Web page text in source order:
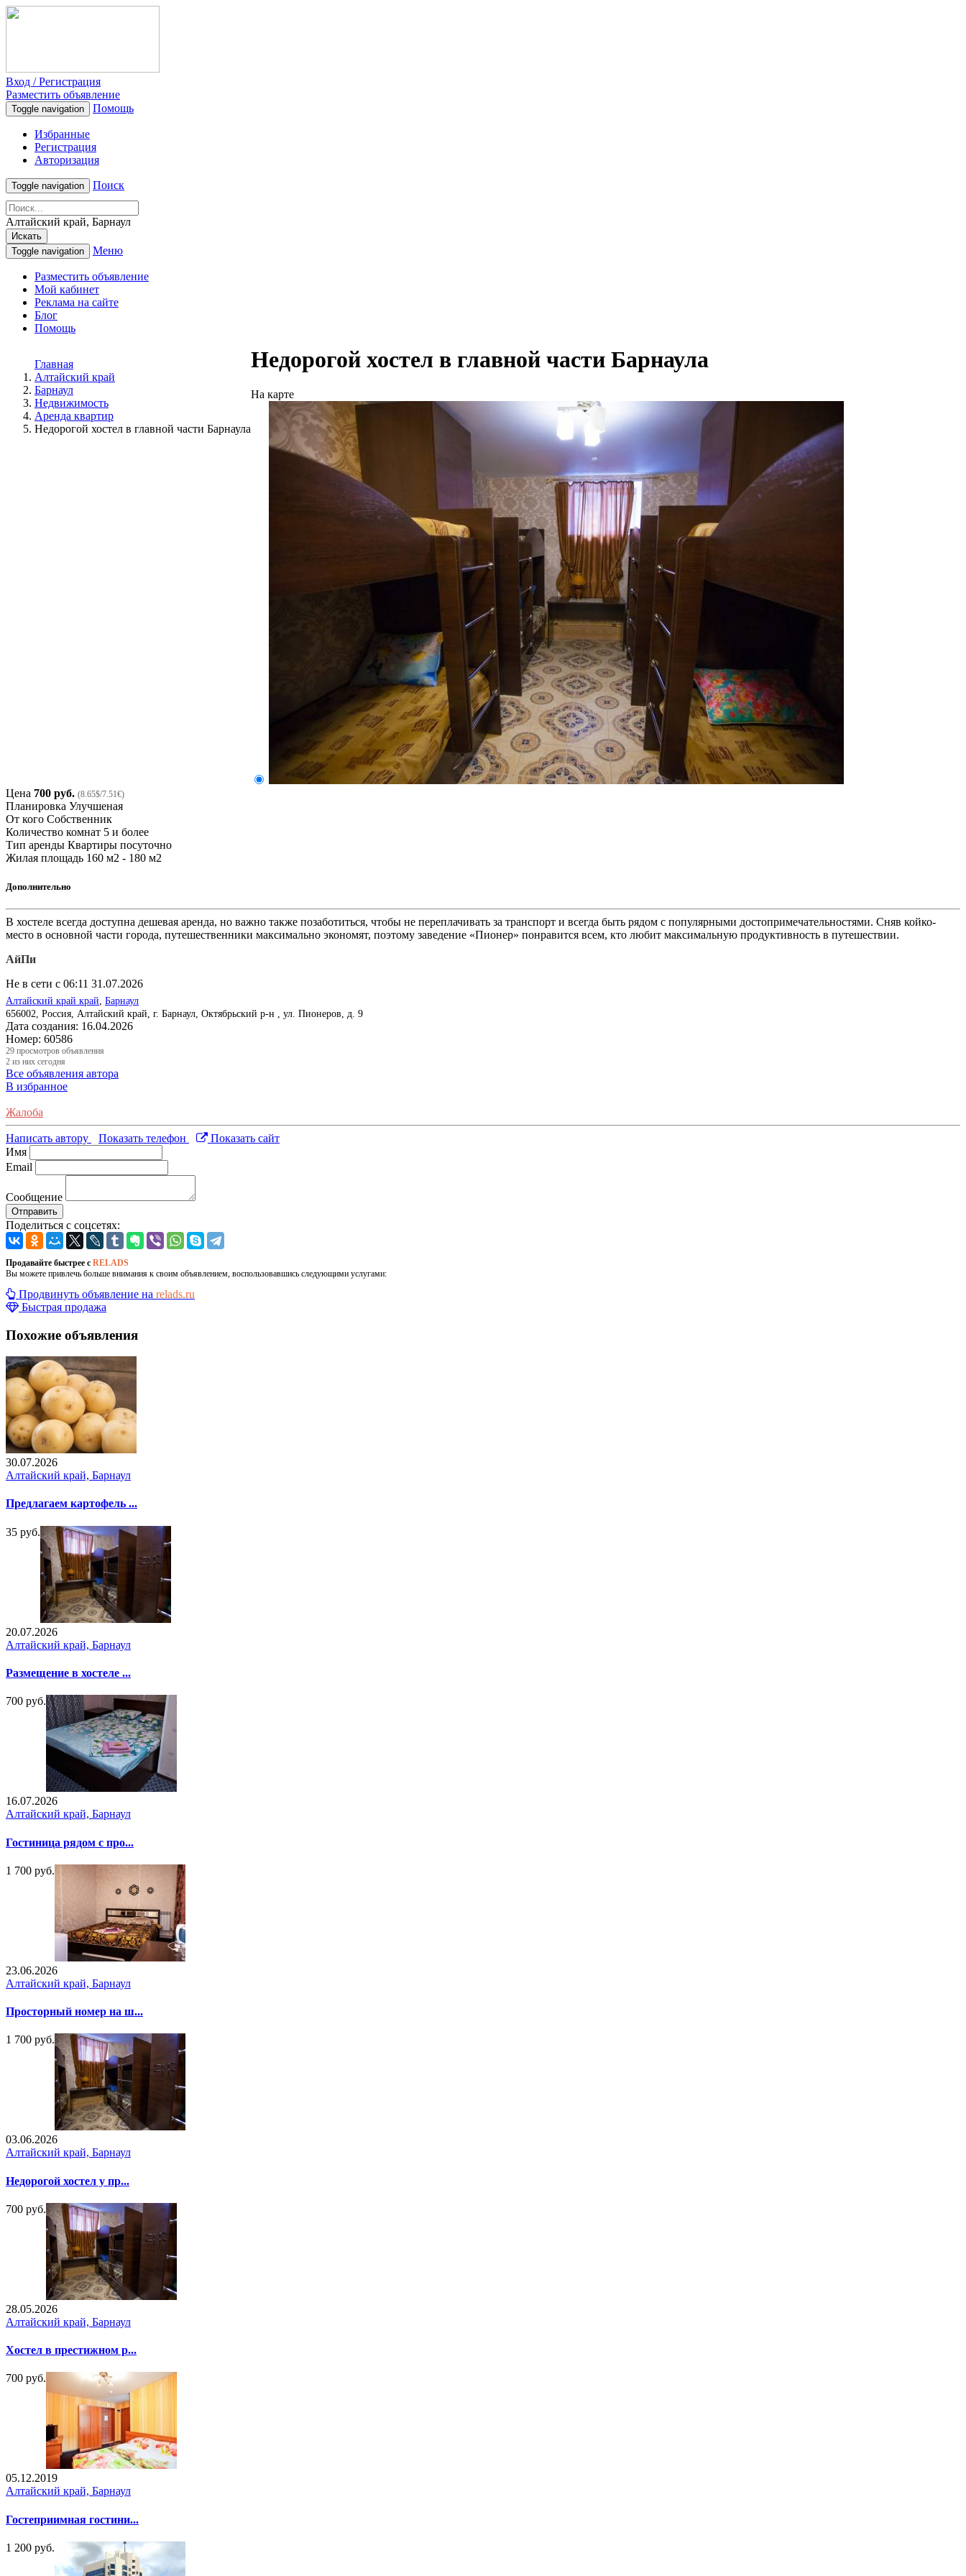
Вход / Регистрация
Разместить объявление
Toggle navigation Помощь
Избранные
Регистрация
Авторизация
Toggle navigation Поиск
Алтайский край, Барнаул
Искать
Toggle navigation
Меню
Разместить объявление
Мой кабинет
Реклама на сайте
Блог
Помощь
Главная
Алтайский край
Барнаул
Недвижимость
Аренда квартир
Недорогой хостел в главной части Барнаула
Недорогой хостел в главной части Барнаула
На карте
Цена 700 руб. (8.65$/7.51€)
Планировка Улучшеная
От кого Собственник
Количество комнат 5 и более
Тип аренды Квартиры посуточно
Жилая площадь 160 м2 - 180 м2
Дополнительно
В хостеле всегда доступна дешевая аренда, но важно также позаботиться, чтобы не переплачивать за транспорт и всегда быть рядом с популярными достопримечательностями. Сняв койко-
место в основной части города, путешественники максимально экономят, поэтому заведение «Пионер» понравится всем, кто любит максимальную продуктивность в путешествии.
АйПи
Не в сети с 06:11 31.07.2026
Алтайский край край Барнаул
656002, Россия, Алтайский край, г. Барнаул, Октябрьский р-н , ул. Пионеров, д. 9
Дата создания: 16.04.2026
Номер: 60586
29 просмотров объявления
2 из них сегодня
Все объявления автора
В избранное
Жалоба
Написать автору Показать телефон
Показать сайт
Имя
Email
Сообщение
Отправить
Поделиться с соцсетях:
Продавайте быстрее с RELADS
Вы можете привлечь больше внимания к своим объявлением, воспользовавшись следующими услугами:
Продвинуть объявление на relads.ru
Быстрая продажа
Похожие объявления
30.07.2026
Алтайский край, Барнаул
Предлагаем картофель ...
35 руб.
20.07.2026
Алтайский край, Барнаул
Размещение в хостеле ...
700 руб.
16.07.2026
Алтайский край, Барнаул
Гостиница рядом с про...
1 700 руб.
23.06.2026
Алтайский край, Барнаул
Просторный номер на ш...
1 700 руб.
03.06.2026
Алтайский край, Барнаул
Недорогой хостел у пр...
700 руб.
28.05.2026
Алтайский край, Барнаул
Хостел в престижном р...
700 руб.
05.12.2019
Алтайский край, Барнаул
Гостеприимная гостини...
1 200 руб.